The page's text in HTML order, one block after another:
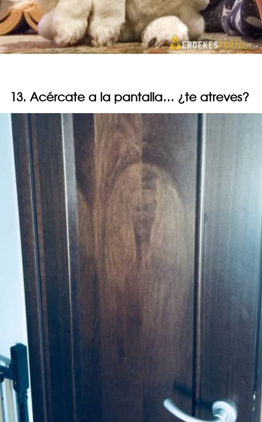
13. Acércate a la pantalla… ¿te atreves?